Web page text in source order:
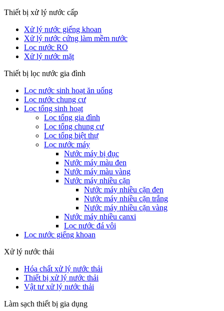
Thiết bị xử lý nước cấp
Xử lý nước giếng khoan
Xử lý nước cứng làm mềm nước
Lọc nước RO
Xử lý nước mặt
Thiết bị lọc nước gia đình
Lọc nước sinh hoạt ăn uống
Lọc nước chung cư
Lọc tổng sinh hoạt
Lọc tổng gia đình
Lọc tổng chung cư
Lọc tổng biệt thự
Lọc nước máy
Nước máy bị đục
Nước máy màu đen
Nước máy màu vàng
Nước máy nhiều cặn
Nước máy nhiều cặn đen
Nước máy nhiều cặn trắng
Nước máy nhiều cặn vàng
Nước máy nhiều canxi
Lọc nước đá vôi
Lọc nước giếng khoan
Xử lý nước thải
Hóa chất xử lý nước thải
Thiết bị xử lý nước thải
Vật tư xử lý nước thải
Làm sạch thiết bị gia dụng